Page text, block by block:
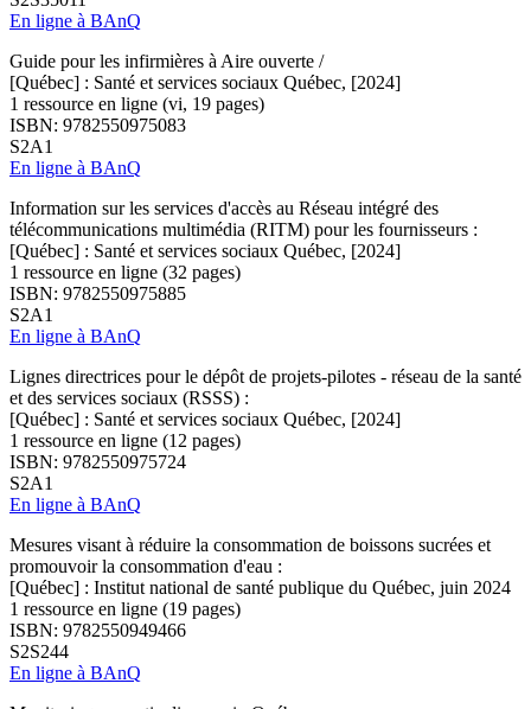
En ligne à BAnQ
Guide pour les infirmières à Aire ouverte /
[Québec] : Santé et services sociaux Québec, [2024]
1 ressource en ligne (vi, 19 pages)
ISBN: 9782550975083
S2A1
En ligne à BAnQ
Information sur les services d'accès au Réseau intégré des
télécommunications multimédia (RITM) pour les fournisseurs :
[Québec] : Santé et services sociaux Québec, [2024]
1 ressource en ligne (32 pages)
ISBN: 9782550975885
S2A1
En ligne à BAnQ
Lignes directrices pour le dépôt de projets-pilotes - réseau de la santé
et des services sociaux (RSSS) :
[Québec] : Santé et services sociaux Québec, [2024]
1 ressource en ligne (12 pages)
ISBN: 9782550975724
S2A1
En ligne à BAnQ
Mesures visant à réduire la consommation de boissons sucrées et
promouvoir la consommation d'eau :
[Québec] : Institut national de santé publique du Québec, juin 2024
1 ressource en ligne (19 pages)
ISBN: 9782550949466
S2S244
En ligne à BAnQ